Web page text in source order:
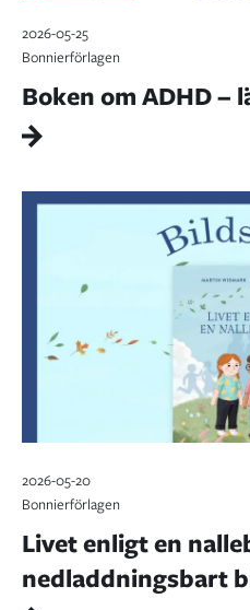
2026-05-25
Bonnierförlagen
Boken om ADHD
2026-05-20
Bonnierförlagen
Livet enligt en
nedladdningsbart